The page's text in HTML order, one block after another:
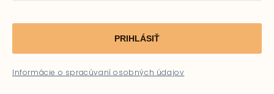
PRIHLÁSIŤ
Informácie o spracúvaní osobných údajov